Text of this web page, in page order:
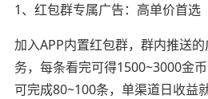
1、红包群专属广告：高单价首选
加入APP内置红包群，群内推送
务，每条看完可得1500~3000金
可完成80~100条，单渠道日收益